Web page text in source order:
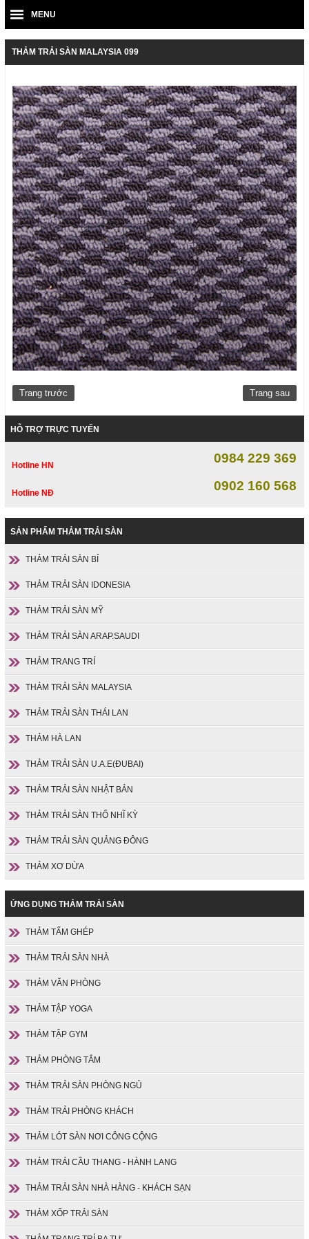
MENU
THẢM TRẢI SÀN MALAYSIA 099
Trang trước Trang sau
HỖ TRỢ TRỰC TUYẾN
Hotline HN 0984 229 369
Hotline NĐ 0902 160 568
SẢN PHẨM THẢM TRẢI SÀN
THẢM TRẢI SÀN BỈ
THẢM TRẢI SÀN IDONESIA
THẢM TRẢI SÀN MỸ
THẢM TRẢI SÀN ARAP.SAUDI
THẢM TRANG TRÍ
THẢM TRẢI SÀN MALAYSIA
THẢM TRẢI SÀN THÁI LAN
THẢM HÀ LAN
THẢM TRẢI SÀN U.A.E(ĐUBAI)
THẢM TRẢI SÀN NHẬT BẢN
THẢM TRẢI SÀN THỔ NHĨ KỲ
THẢM TRẢI SÀN QUẢNG ĐÔNG
THẢM XƠ DỪA
ỨNG DỤNG THẢM TRẢI SÀN
THẢM TẤM GHÉP
THẢM TRẢI SÀN NHÀ
THẢM VĂN PHÒNG
THẢM TẬP YOGA
THẢM TẬP GYM
THẢM PHÒNG TẮM
THẢM TRẢI SÀN PHÒNG NGỦ
THẢM TRẢI PHÒNG KHÁCH
THẢM LÓT SÀN NƠI CÔNG CỘNG
THẢM TRẢI CẦU THANG - HÀNH LANG
THẢM TRẢI SÀN NHÀ HÀNG - KHÁCH SẠN
THẢM XỐP TRẢI SÀN